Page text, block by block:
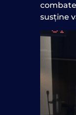
susține